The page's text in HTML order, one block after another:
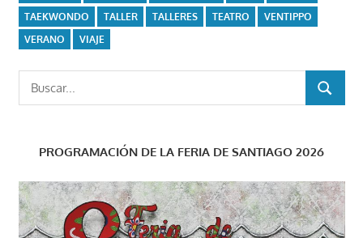
TAEKWONDO
TALLER TALLERES TEATRO
VENTIPPO
VERANO
VIAJE
Buscar:
BUSCAR
PROGRAMACIÓN DE LA FERIA DE SANTIAGO 2026